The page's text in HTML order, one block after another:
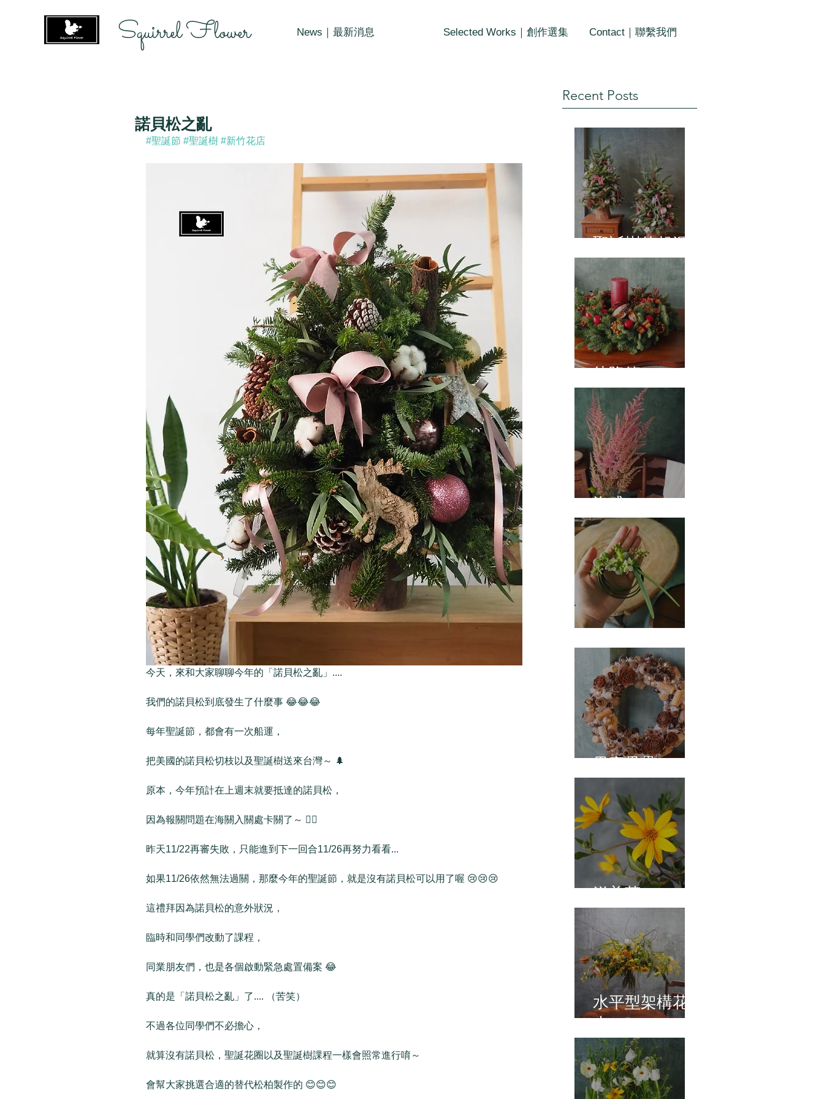
Squirrel Flower News｜最新消息 Selected Works｜創作選集 Contact｜聯繫我們
諾貝松之亂
#聖誕節 #聖誕樹 #新竹花店
今天，來和大家聊聊今年的「諾貝松之亂」....
我們的諾貝松到底發生了什麼事 😂😂😂
每年聖誕節，都會有一次船運，
把美國的諾貝松切枝以及聖誕樹送來台灣～ 🌲
原本，今年預計在上週末就要抵達的諾貝松，
因為報關問題在海關入關處卡關了～ 🙅‍♂️
昨天11/22再審失敗，只能進到下一回合11/26再努力看看...
如果11/26依然無法過關，那麼今年的聖誕節，就是沒有諾貝松可以用了喔 😢😢😢
這禮拜因為諾貝松的意外狀況，
臨時和同學們改動了課程，
同業朋友們，也是各個啟動緊急處置備案 😂
真的是「諾貝松之亂」了.... （苦笑）
不過各位同學們不必擔心，
就算沒有諾貝松，聖誕花圈以及聖誕樹課程一樣會照常進行唷～
會幫大家挑選合適的替代松柏製作的 😊😊😊
Recent Posts
聖誕樹的起源
待降節
泡盛
果實壘壘
洋姜菊
水平型架構花
束